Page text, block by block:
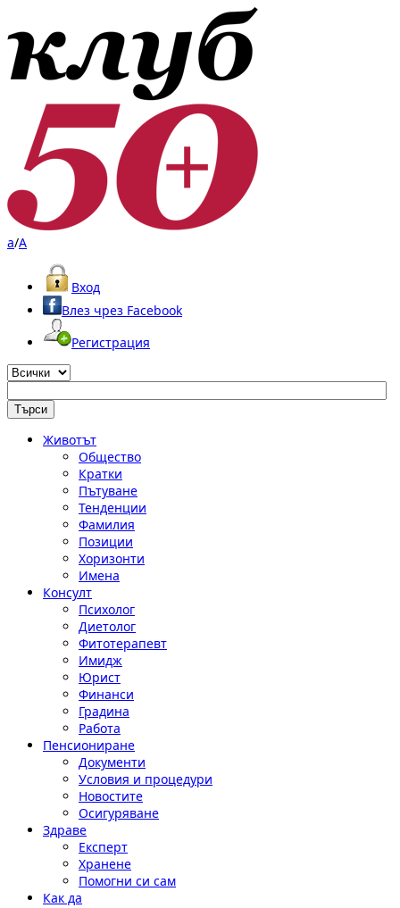
a/A
Вход
Влез чрез Facebook
Регистрация
Животът
Общество
Кратки
Пътуване
Тенденции
Фамилия
Позиции
Хоризонти
Имена
Консулт
Психолог
Диетолог
Фитотерапевт
Имидж
Юрист
Финанси
Градина
Работа
Пенсиониране
Документи
Условия и процедури
Новостите
Осигуряване
Здраве
Експерт
Хранене
Помогни си сам
Как да